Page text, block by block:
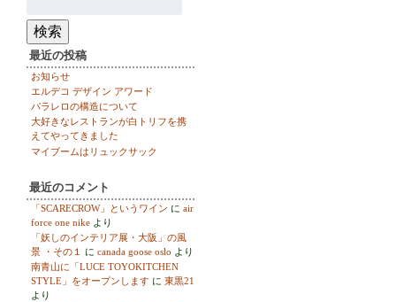
索:
検索
最近の投稿
お知らせ
エルデコ デザイン アワード
パラレロの構造について
大好きなレストランが白トリフを携
えてやってきました
マイブームはリュックサック
最近のコメント
「SCARECROW」というワイン に air
force one nike より
「妖しのインテリア展・大阪」の風
景 ・その１
に canada goose oslo より
南青山に「LUCE TOYOKITCHEN
STYLE」をオープンします に 東黒21
より